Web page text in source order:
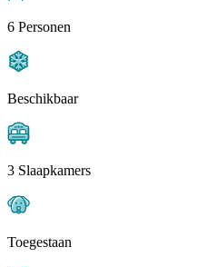
6 Personen
Beschikbaar
3 Slaapkamers
Toegestaan